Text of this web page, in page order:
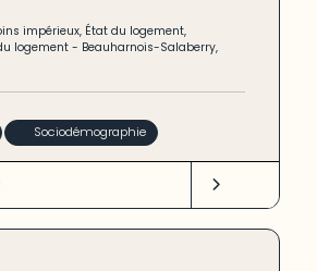
impérieux, État du logement,
logement - Beauharnois-Salaberry,
Sociodémographie